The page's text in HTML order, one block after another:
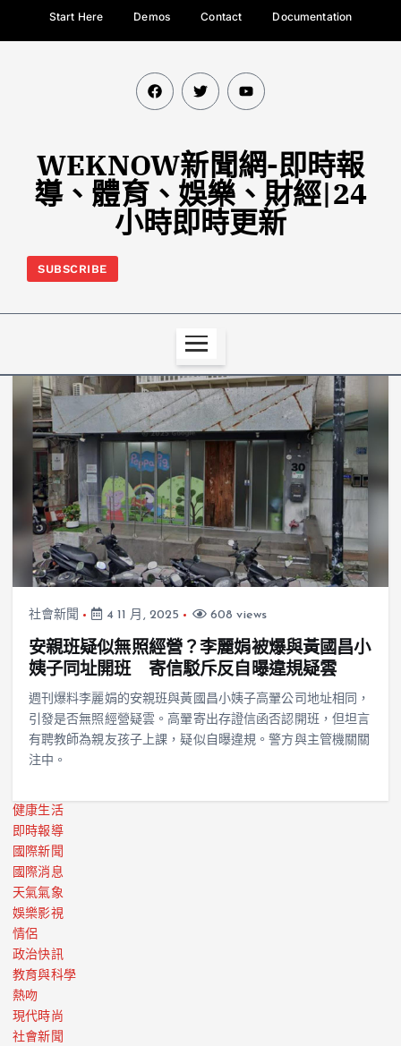
Start Here Demos Contact Documentation
WEKNOW新聞網-即時報
導、體育、娛樂、財經|24
小時即時更新
SUBSCRIBE
社會新聞 4 11 月, 2025 608 views
安親班疑似無照經營？李麗娟被爆與黃國昌小
姨子同址開班 寄信駁斥反自曝違規疑雲
週刊爆料李麗娟的安親班與黃國昌小姨子高翬公司地址相同，
引發是否無照經營疑雲。高翬寄出存證信函否認開班，但坦言
有聘教師為親友孩子上課，疑似自曝違規。警方與主管機關關
注中。
健康生活
即時報導
國際新聞
國際消息
天氣氣象
娛樂影視
情侶
政治快訊
教育與科學
熱吻
現代時尚
社會新聞